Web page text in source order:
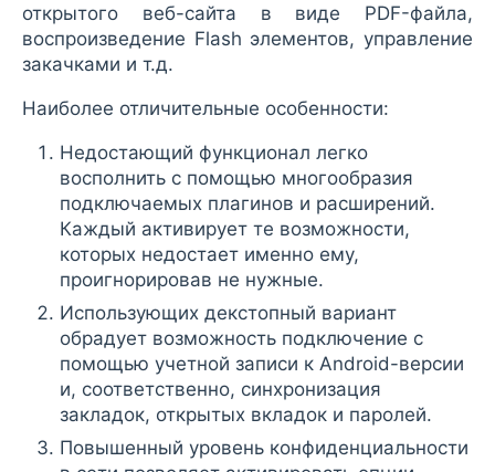
открытого веб-сайта в виде PDF-файла,
воспроизведение Flash элементов, управление
закачками и т.д.
Наиболее отличительные особенности:
Недостающий функционал легко
восполнить с помощью многообразия
подключаемых плагинов и расширений.
Каждый активирует те возможности,
которых недостает именно ему,
проигнорировав не нужные.
Использующих декстопный вариант
обрадует возможность подключение с
помощью учетной записи к Android-версии
и, соответственно, синхронизация
закладок, открытых вкладок и паролей.
Повышенный уровень конфиденциальности